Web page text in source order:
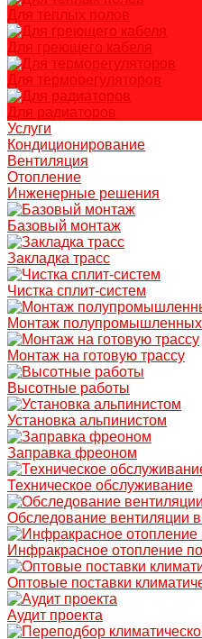
Для теплых полов
Для греющего кабеля
Для терморегуляторов
Для радиаторов
Услуги
Кондиционирование
Вентиляция
Отопление
Инженерные решения
Базовый монтаж
Закладка трасс
Чистка сплит-систем
Монтаж полупромышленных
Монтаж на готовую трассу
Высотные работы
Установка альпинистом
Заправка фреоном
Техническое обслуживание
Обследование вентиляции
Инфракрасное отопление
Оптовые поставки
Аудит проекта